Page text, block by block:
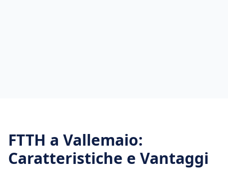
FTTH a Vallemaio:
Caratteristiche e Vantaggi